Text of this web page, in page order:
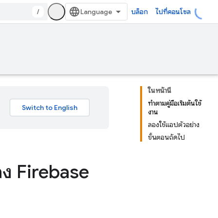
/ บล็อก ไปที่คอนโซล
ในหน้านี้
ทำตามคู่มือเริ่มต้นใช้
งาน
ลองใช้แอปตัวอย่าง
ขั้นตอนถัดไป
ง Firebase